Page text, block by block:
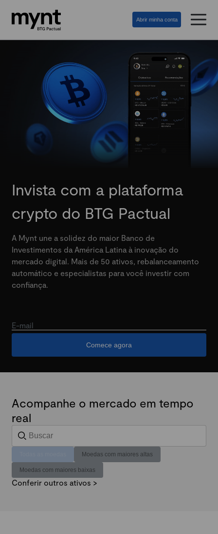
Abrir minha conta
Invista com a plataforma
crypto do BTG Pactual
A Mynt une a solidez do maior Banco de
Investimentos da América Latina à inovação do
mercado digital. Mais de 50 ativos, rebalanceamento
automático e especialistas para você investir com
confiança.
E-mail
Comece agora
Acompanhe o mercado em tempo
real
Moedas com maiores altas
Moedas com maiores baixas
Conferir outros ativos >